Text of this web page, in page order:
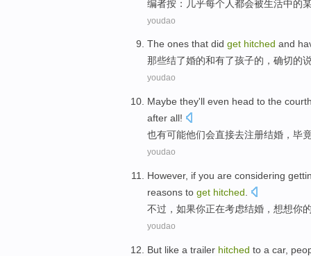
编者按 ： 几乎每个人都会被生活中的
youdao
The ones that did get hitched and
那些结了婚的和有了孩子的，确切的
youdao
Maybe they'll even head to the
after all!
也有可能他们会直接去注册结婚，毕
youdao
However, if you are considering
reasons to get hitched
不过 ， 如果你正在考虑结婚 ， 想想你的
youdao
But like a trailer hitched to a car,